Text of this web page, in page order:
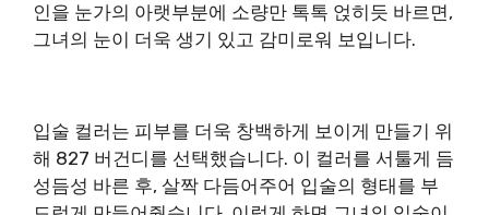
인을 눈가의 아랫부분에 소량만 톡톡 얹히듯 바르면,
그녀의 눈이 더욱 생기 있고 감미로워 보입니다.
입술 컬러는 피부를 더욱 창백하게 보이게 만들기 위
해 827 버건디를 선택했습니다. 이 컬러를 서툴게 듬
성듬성 바른 후, 살짝 다듬어주어 입술의 형태를 부